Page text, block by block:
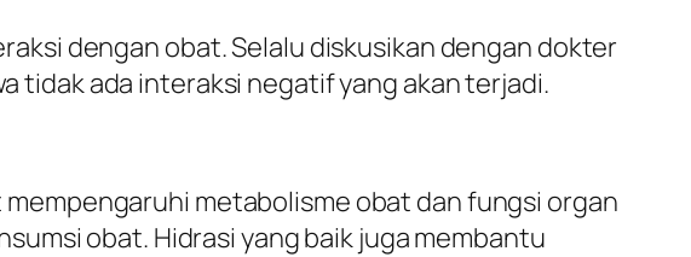
dengan obat. Selalu diskusikan dengan dokter
tidak ada interaksi negatif yang akan terjadi.
metabolisme obat dan fungsi organ
obat. Hidrasi yang baik juga membantu